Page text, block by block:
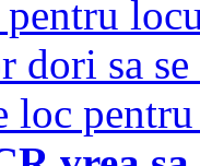
dori sa
loc